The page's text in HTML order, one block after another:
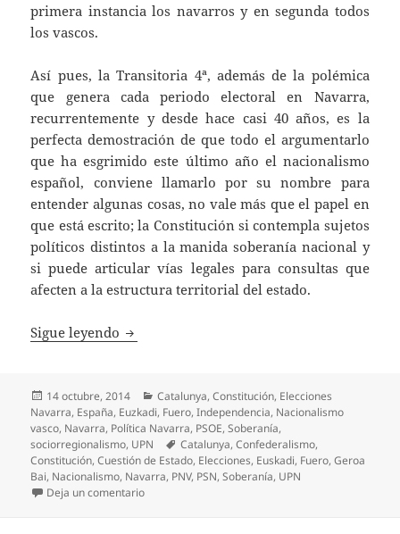
primera instancia los navarros y en segunda todos
los vascos.
Así pues, la Transitoria 4ª, además de la polémica
que genera cada periodo electoral en Navarra,
recurrentemente y desde hace casi 40 años, es la
perfecta demostración de que todo el argumentarlo
que ha esgrimido este último año el nacionalismo
español, conviene llamarlo por su nombre para
entender algunas cosas, no vale más que el papel en
que está escrito; la Constitución si contempla sujetos
políticos distintos a la manida soberanía nacional y
si puede articular vías legales para consultas que
afecten a la estructura territorial del estado.
Sigue leyendo La transitoria 4ª
Publicado
el
14 octubre, 2014 Categorías
Catalunya,Constitución, Elecciones
Navarra, España, Euzkadi, Fuero,Independencia, Nacionalismo
vasco, Navarra, Política Navarra, PSOE,Soberanía,
sociorregionalismo, UPN Etiquetas
Catalunya,Confederalismo,
Constitución,Cuestión de Estado, Elecciones, Euskadi, Fuero,Geroa
Bai, Nacionalismo, Navarra, PNV, PSN,Soberanía, UPN
Deja un comentarioen La transitoria 4ª